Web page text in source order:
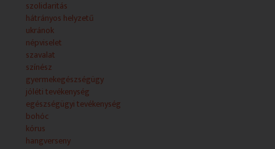
NEMZETISÉGI HÍREK A JÁRVÁNYHELYZETBEN
A koronavírus járvány miatt március közepe óta csend
van az ország valamennyi oktatási intézményben. A
diákok otthonaikban, digitális távoktatás keretében
tanulnak. És habár az elmúlt 3 hónapban a
hétköznapok csendesebben teltek, de az élet nem állt
meg. Szép számmal akadtak ünnepnapok is, amelyekről
egészen újszerűen emlékeztek meg nemzetiségeink.
• Online Cirill és Metód ünnep a bolgár iskolában
• Görög online szolidaritási rendezvény
• Vishivanka nap az ukránoknál
szolidaritás
hátrányos helyzetű
ukránok
népviselet
szavalat
színész
gyermekegészségügy
jóléti tevékenység
egészségügyi tevékenység
bohóc
kórus
hangverseny